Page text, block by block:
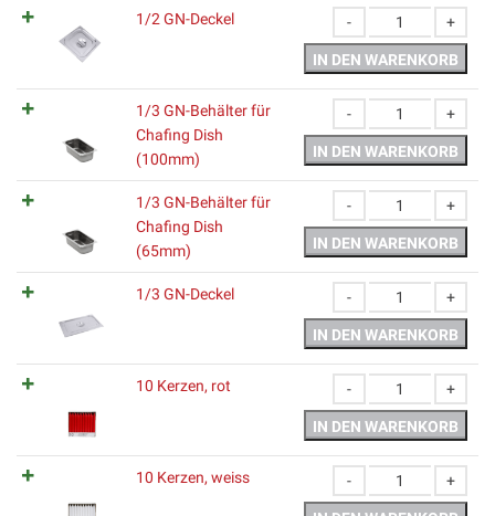
1/2 GN-Deckel
1/2 GN-Deckel Menge
IN DEN WARENKORB
1/3 GN-Behälter für
Chafing Dish
(100mm)
1/3 GN-Behälter für
IN DEN WARENKORB
1/3 GN-Behälter für
Chafing Dish
(65mm)
1/3 GN-Behälter für
IN DEN WARENKORB
1/3 GN-Deckel
1/3 GN-Deckel Menge
IN DEN WARENKORB
10 Kerzen, rot
10 Kerzen, rot Menge
IN DEN WARENKORB
10 Kerzen, weiss
10 Kerzen, weiss Menge